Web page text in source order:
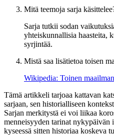
Mitä teemoja sarja
Sarja tutkii sodan
yhteiskunnallisia haasteita,
syrjintää.
Mistä saa lisätietoa toisen
Wikipedia: Toinen
Tämä artikkeli tarjoaa kattavan
sarjaan, sen historialliseen
Sarjan merkitystä ei voi liikaa
menneisyyden tarinat
kyseessä sitten historiaa koskeva